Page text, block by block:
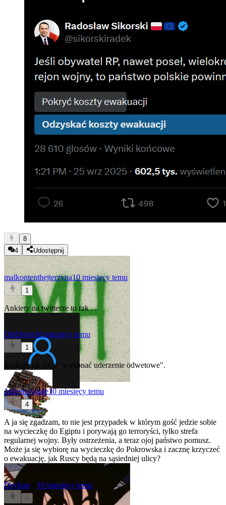
8
4
Udostępnij
malkontenthejterzyna10 miesięcy temu
1
Ankiety na twitterze to rak ...
DirtDiver10 miesięcy temu
1
Brakuje mi opcji "wykonać uderzenie odwetowe".
Jadlem-rogale10 miesięcy temu
4
A ja się zgadzam, to nie jest przypadek w którym gość jedzie sobie
na wycieczkę do Egiptu i porywają go terroryści, tylko strefa
regularnej wojny. Były ostrzeżenia, a teraz ojoj państwo pomusz.
Może ja się wybiorę na wycieczkę do Pokrowska i zacznę krzyczeć
o ewakuację, jak Ruscy będą na sąsiedniej ulicy?
Deykun 10 miesięcy temu
0